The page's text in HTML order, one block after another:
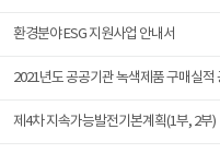
환경분야 ESG 지원사업 안내서
2021년도 공공기관 녹색제품 구매실적
제4차 지속가능발전기본계획(1부, 2부)